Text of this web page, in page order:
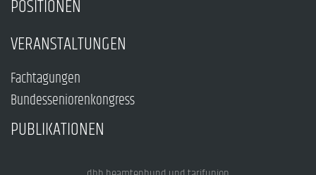
POSITIONEN
VERANSTALTUNGEN
Fachtagungen
Bundesseniorenkongress
PUBLIKATIONEN